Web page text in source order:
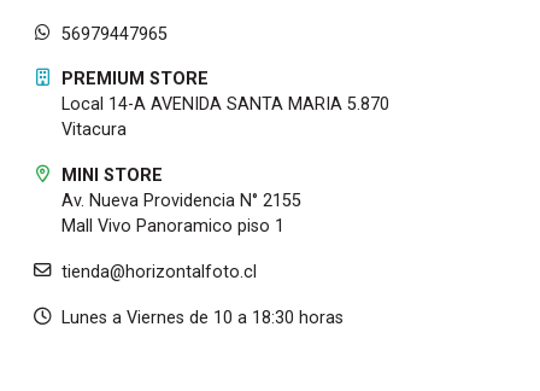
56979447965
PREMIUM STORE
Local 14-A AVENIDA SANTA MARIA 5.870
Vitacura
MINI STORE
Av. Nueva Providencia N° 2155
Mall Vivo Panoramico piso 1
tienda@horizontalfoto.cl
Lunes a Viernes de 10 a 18:30 horas